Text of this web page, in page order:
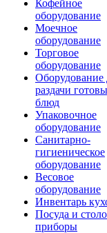
Кофейное
оборудование
Моечное
оборудование
Торговое
оборудование
Оборудование
раздачи
блюд
Упаковочное
оборудование
Санитарно-
гигиеническое
оборудование
Весовое
оборудование
Инвентарь
Посуда и
приборы